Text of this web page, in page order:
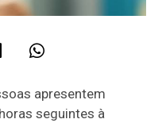
apresentem
seguintes à